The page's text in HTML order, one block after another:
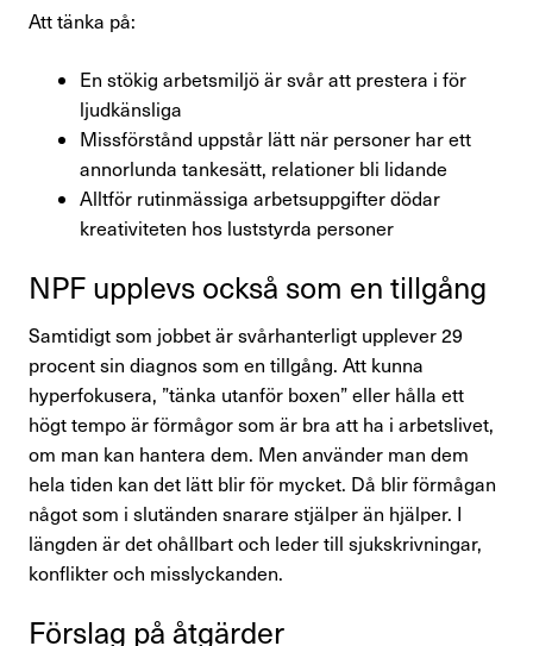
Att tänka på:
En stökig arbetsmiljö är svår att prestera i för
ljudkänsliga
Missförstånd uppstår lätt när personer har ett
annorlunda tankesätt, relationer bli lidande
Alltför rutinmässiga arbetsuppgifter dödar
kreativiteten hos luststyrda personer
NPF upplevs också som en till­gång
Samtidigt som jobbet är svårhanterligt upplever 29
procent sin diagnos som en tillgång. Att kunna
hyperfokusera, ”tänka utanför boxen” eller hålla ett
högt tempo är förmågor som är bra att ha i arbetslivet,
om man kan hantera dem. Men använder man dem
hela tiden kan det lätt blir för mycket. Då blir förmågan
något som i slutänden snarare stjälper än hjälper. I
längden är det ohållbart och leder till sjukskrivningar,
konflikter och misslyckanden.
Förslag på åtgärder